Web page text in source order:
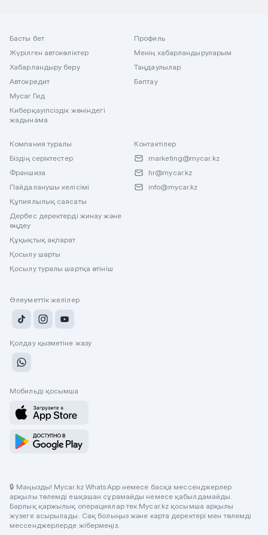
Басты бет
Жүрілген автокөліктер
Хабарландыру беру
Автокредит
Mycar Гид
Киберқауіпсіздік жөніндегі
жадынама
Профиль
Менің хабарландыруларым
Таңдаулылар
Баптау
Компания туралы
Біздің серіктестер
Франшиза
Пайдаланушы келісімі
Құпиялылық саясаты
Дербес деректерді жинау және
өңдеу
Құқықтық ақпарат
Қосылу шарты
Қосылу туралы шартқа өтініш
Контактілер
marketing@mycar.kz
hr@mycar.kz
info@mycar.kz
Әлеуметтік желілер
Қолдау қызметіне жазу
Мобильді қосымша
🔒 Маңызды! Mycar.kz WhatsApp немесе басқа мессенджерлер
арқылы төлемді ешқашан сұрамайды немесе қабылдамайды.
Барлық қаржылық операциялар тек Mycar.kz қосымша арқылы
жүзеге асырылады. Сақ болыңыз және карта деректері мен төлемді
мессенджерлерде жібермеңіз.